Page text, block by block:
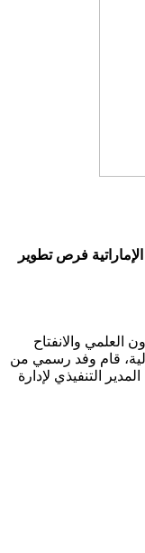
فرص تطوير
العلمي والانفتاح
قام وفد رسمي من
التنفيذي لإدارة